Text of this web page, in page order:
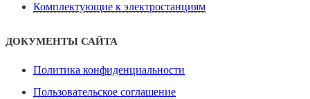
Комплектующие к электростанциям
ДОКУМЕНТЫ САЙТА
Политика конфиденциальности
Пользовательское соглашение